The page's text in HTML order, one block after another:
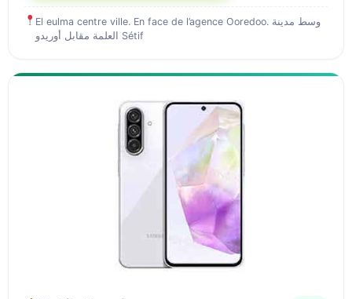
El eulma centre ville. En face de l’agence Ooredoo. وسط مدينة
العلمة مقابل أوريدو Sétif